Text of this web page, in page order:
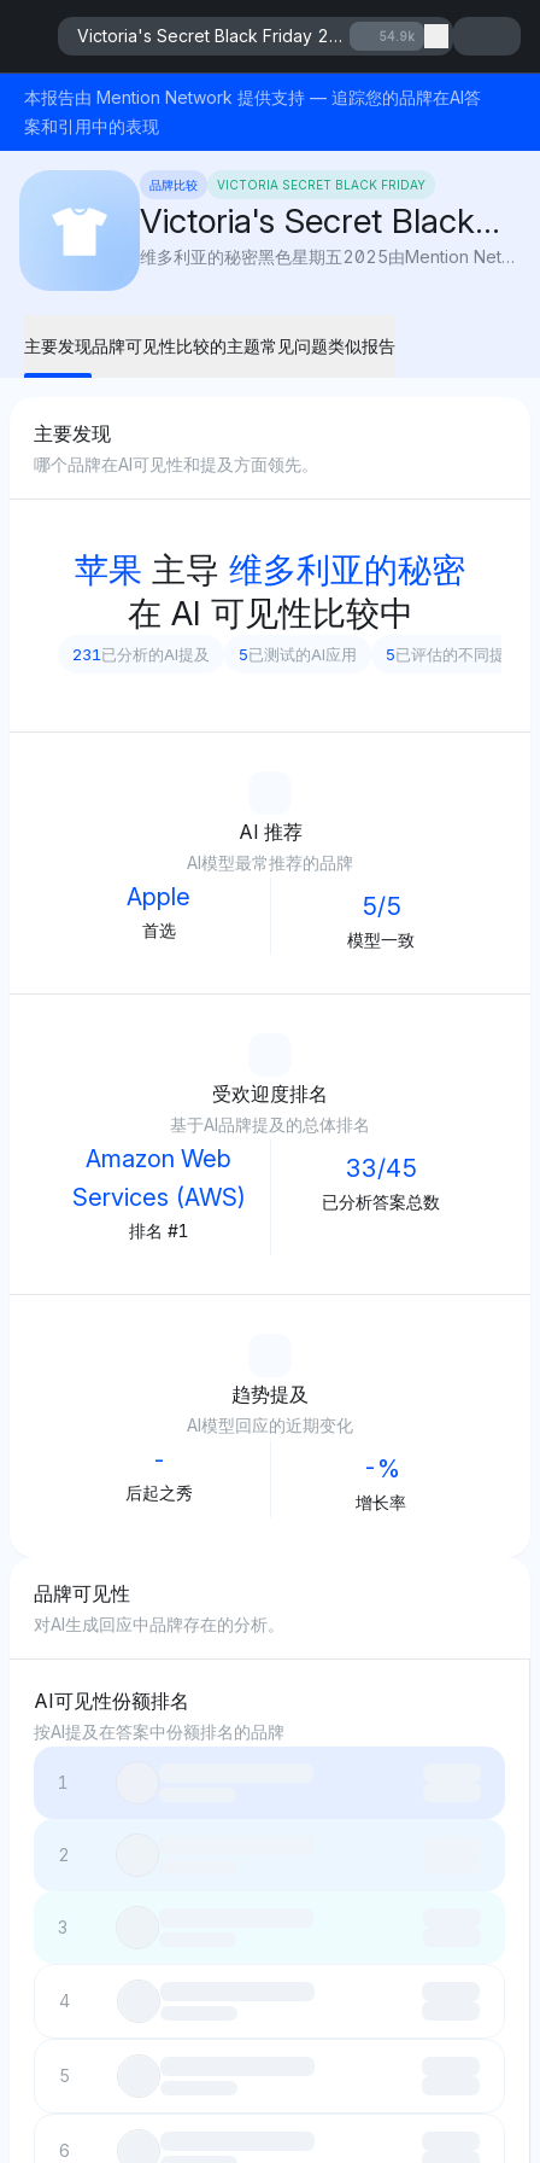
Victoria's Secret Black Friday 2025 54.9k
本报告由 Mention Network 提供支持 — 追踪您的品牌在AI答
案和引用中的表现
品牌比较 VICTORIA SECRET BLACK FRIDAY
Victoria's Secret Black
Friday 2025
维多利亚的秘密黑色星期五2025由Mention Network提供：AI可见性突出内衣、睡衣和美容的最佳优惠，让您在最爱的商品上节省大量费用。
主要发现品牌可见性比较的主题常见问题类似报告
主要发现
哪个品牌在AI可见性和提及方面领先。
苹果 主导 维多利亚的秘密
在 AI 可见性比较中
231 已分析的AI提及 5已测试的AI应用 5已评估的不同提示
AI 推荐
AI模型最常推荐的品牌
Apple
首选
5/5
模型一致
受欢迎度排名
基于AI品牌提及的总体排名
Amazon Web
Services (AWS)
排名 #1
33/45
已分析答案总数
趋势提及
AI模型回应的近期变化
-
后起之秀
-%
增长率
品牌可见性
对AI生成回应中品牌存在的分析。
AI可见性份额排名
按AI提及在答案中份额排名的品牌
1
2
3
4
5
6